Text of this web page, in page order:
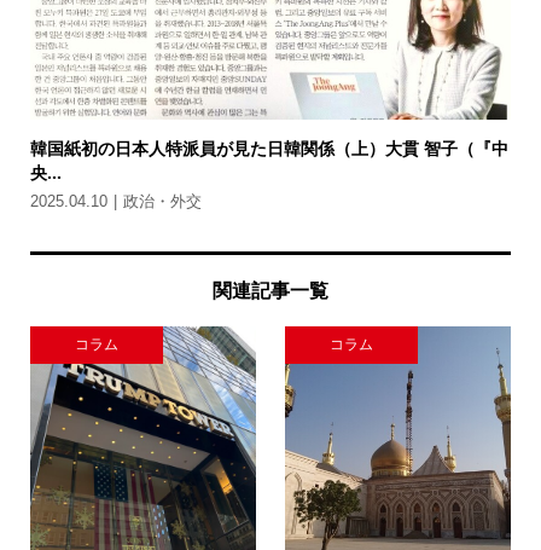
韓国紙初の日本人特派員が見た日韓関係（上）大貫 智子（『中
央...
2025.04.10 政治・外交
関連記事一覧
コラム コラム